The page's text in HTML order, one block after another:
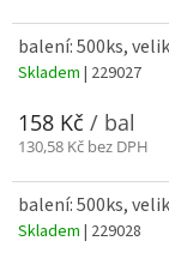
balení: 500ks,
Skladem | 229027
158 Kč / bal
130,58 Kč bez DPH
balení: 500ks,
Skladem | 229028